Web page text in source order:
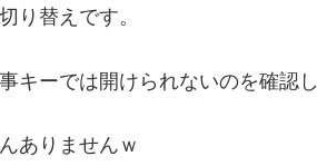
り替えです。
キーでは開けられないのを確認し
ありませんｗ